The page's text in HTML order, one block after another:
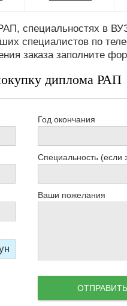
специальностях в
специалистов по
заказа заполните
диплома РАП
Год окончания
Специальность (если
Ваши пожелания